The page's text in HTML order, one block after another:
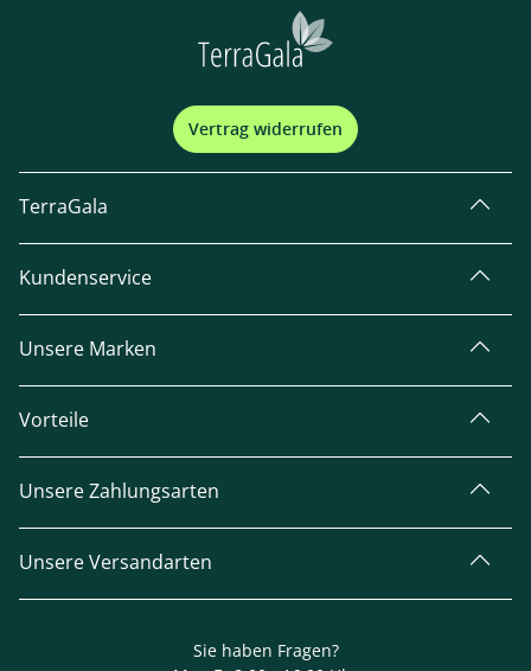
Vertrag widerrufen
TerraGala
Kundenservice
Unsere Marken
Vorteile
Unsere Zahlungsarten
Unsere Versandarten
Sie haben Fragen?